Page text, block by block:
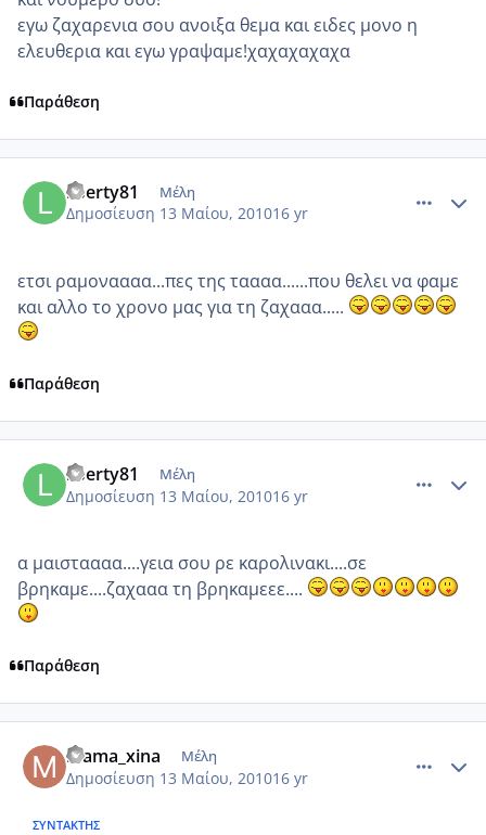
εγω ζαχαρενια σου ανοιξα θεμα και ειδες μονο η
ελευθερια και εγω γραψαμε!χαχαχαχαχα
Παράθεση
liberty81 Μέλη
Δημοσίευση 13 Μαίου, 201016 yr
ετσι ραμοναααα...πες της ταααα......που θελει να φαμε
και αλλο το χρονο μας για τη ζαχααα.....
Παράθεση
liberty81 Μέλη
Δημοσίευση 13 Μαίου, 201016 yr
α μαισταααα....γεια σου ρε καρολινακι....σε
βρηκαμε....ζαχααα τη βρηκαμεεε....
Παράθεση
mama_xina Μέλη
Δημοσίευση 13 Μαίου, 201016 yr
ΣΥΝΤΆΚΤΗΣ